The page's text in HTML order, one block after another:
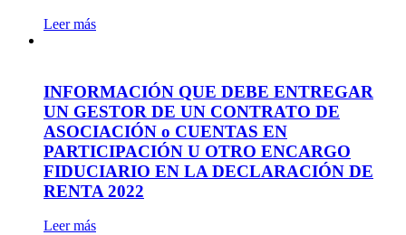
Leer más
INFORMACIÓN QUE DEBE ENTREGAR
UN GESTOR DE UN CONTRATO DE
ASOCIACIÓN o CUENTAS EN
PARTICIPACIÓN U OTRO ENCARGO
FIDUCIARIO EN LA DECLARACIÓN DE
RENTA 2022
Leer más